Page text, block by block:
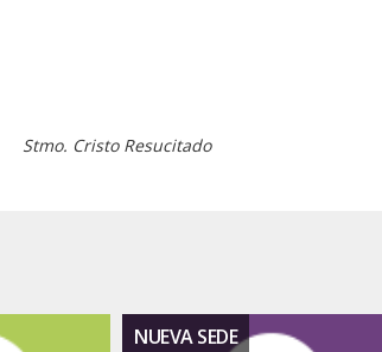
Stmo. Cristo Resucitado
NUEVA SEDE